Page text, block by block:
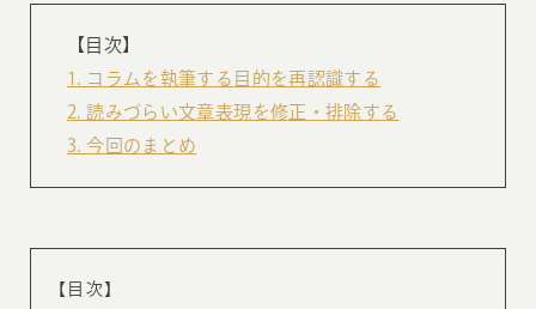
【目次】
1. コラムを執筆する目的を再認識する
2. 読みづらい文章表現を修正・排除する
3. 今回のまとめ
【目次】